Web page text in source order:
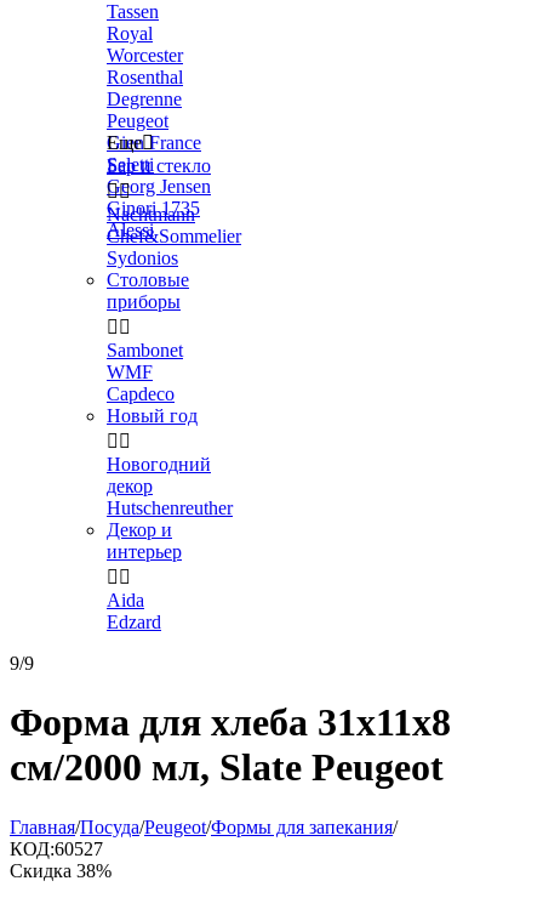
Tassen
Royal
Worcester
Rosenthal
Degrenne
Peugeot
Gien France
Seletti
Georg Jensen
Ginori 1735
Alessi
Еще
Бар и стекло

Nachtmann
Chef&Sommelier
Sydonios
Столовые
приборы
 
Sambonet
WMF
Capdeco
Новый год
 
Новогодний
декор
Hutschenreuther
Декор и
интерьер
 
Aida
Edzard
9/9
Форма для хлеба 31х11x8
см/2000 мл, Slate Peugeot
Главная/Посуда/Peugeot/Формы для запекания/
КОД:60527
Скидка 38%